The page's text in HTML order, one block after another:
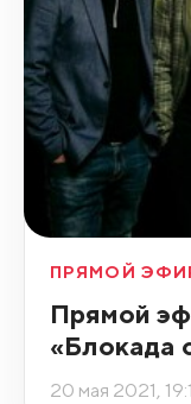
ПРЯМОЙ
Прямой
«Блокада
20 мая 2021,